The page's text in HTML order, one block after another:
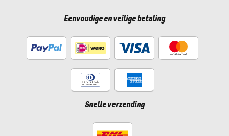
Eenvoudige en veilige betaling
Snelle verzending